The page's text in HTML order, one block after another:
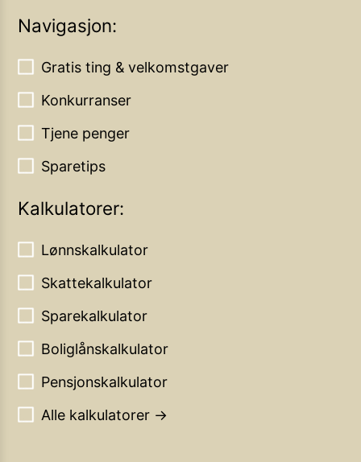
Navigasjon:
Gratis ting & velkomstgaver
Konkurranser
Tjene penger
Sparetips
Kalkulatorer:
Lønnskalkulator
Skattekalkulator
Sparekalkulator
Boliglånskalkulator
Pensjonskalkulator
Alle kalkulatorer →